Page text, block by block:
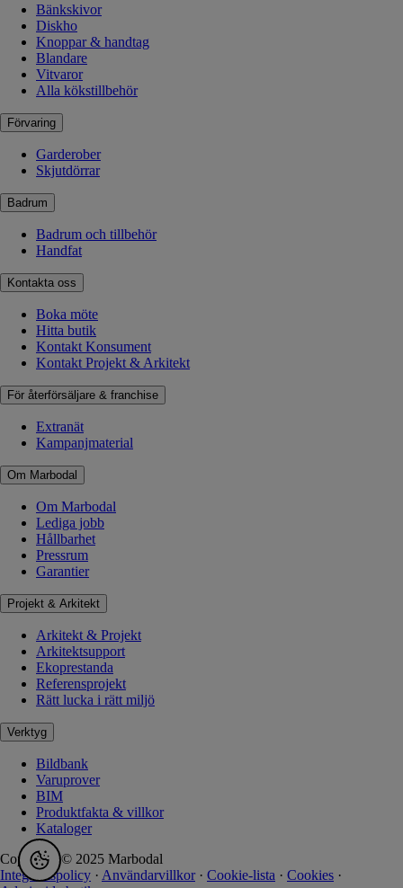
Bänkskivor
Diskho
Knoppar & handtag
Blandare
Vitvaror
Alla kökstillbehör
Förvaring
Garderober
Skjutdörrar
Badrum
Badrum och tillbehör
Handfat
Kontakta oss
Boka möte
Hitta butik
Kontakt Konsument
Kontakt Projekt & Arkitekt
För återförsäljare & franchise
Extranät
Kampanjmaterial
Om Marbodal
Om Marbodal
Lediga jobb
Hållbarhet
Pressrum
Garantier
Projekt & Arkitekt
Arkitekt & Projekt
Arkitektsupport
Ekoprestanda
Referensprojekt
Rätt lucka i rätt miljö
Verktyg
Bildbank
Varuprover
BIM
Produktfakta & villkor
Kataloger
Copyright © 2025 Marbodal
Integritetspolicy · Användarvillkor · Cookie-lista · Cookies ·